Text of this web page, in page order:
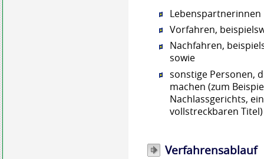
Vorfahren,
Nachfahren,
sowie
sonstige Personen,
machen (zum
Nachlassgerichts,
vollstreckbaren Titel)
Verfahrensablauf